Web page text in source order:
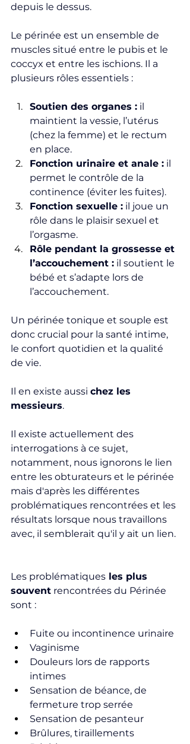
depuis le dessus.
Le périnée est un ensemble de
muscles situé entre le pubis et le
coccyx et entre les ischions. Il a
plusieurs rôles essentiels :
Soutien des organes : il
maintient la vessie, l’utérus
(chez la femme) et le rectum
en place.
Fonction urinaire et anale : il
permet le contrôle de la
continence (éviter les fuites).
Fonction sexuelle : il joue un
rôle dans le plaisir sexuel et
l’orgasme.
Rôle pendant la grossesse et
l’accouchement : il soutient le
bébé et s’adapte lors de
l’accouchement.
Un périnée tonique et souple est
donc crucial pour la santé intime,
le confort quotidien et la qualité
de vie.
Il en existe aussi chez les
messieurs.
Il existe actuellement des
interrogations à ce sujet,
notamment, nous ignorons le lien
entre les obturateurs et le périnée
mais d'après les différentes
problématiques rencontrées et les
résultats lorsque nous travaillons
avec, il semblerait qu'il y ait un lien.
Les problématiques les plus
souvent rencontrées du Périnée
sont :
Fuite ou incontinence urinaire
Vaginisme
Douleurs lors de rapports
intimes
Sensation de béance, de
fermeture trop serrée
Sensation de pesanteur
Brûlures, tiraillements